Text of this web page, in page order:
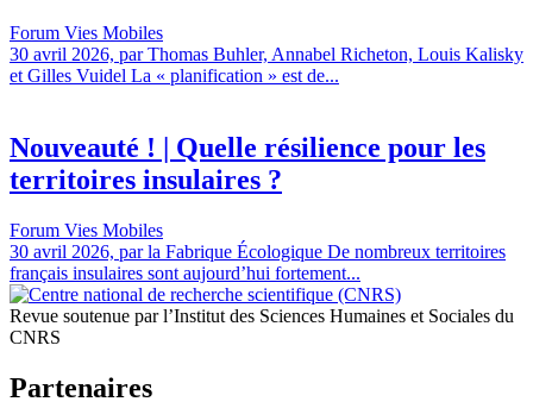
Forum Vies Mobiles
30 avril 2026, par Thomas Buhler, Annabel Richeton, Louis Kalisky
et Gilles Vuidel La « planification » est de...
Nouveauté ! | Quelle résilience pour les
territoires insulaires ?
Forum Vies Mobiles
30 avril 2026, par la Fabrique Écologique De nombreux territoires
français insulaires sont aujourd’hui fortement...
Revue soutenue par l’Institut des Sciences Humaines et Sociales du
CNRS
Partenaires